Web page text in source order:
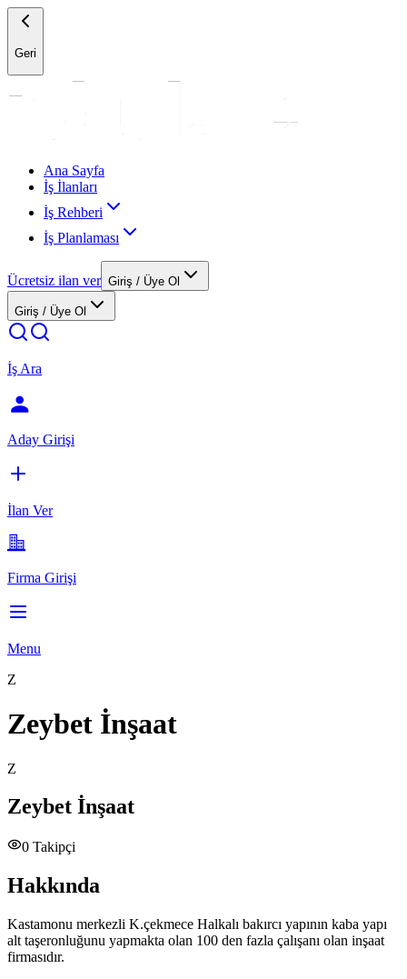
Geri
Ana Sayfa
İş İlanları
İş Rehberi
İş Planlaması
Ücretsiz ilan ver Giriş / Üye Ol
Giriş / Üye Ol
İş Ara
Aday Girişi
İlan Ver
Firma Girişi
Menu
Z
Zeybet İnşaat
Z
Zeybet İnşaat
0 Takipçi
Hakkında
Kastamonu merkezli K.çekmece Halkalı bakırcı yapının kaba yapı
alt taşeronluğunu yapmakta olan 100 den fazla çalışanı olan inşaat
firmasıdır.